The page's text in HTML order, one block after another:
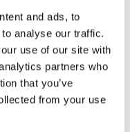
and ads, to
analyse our traffic.
use of our site with
partners who
that you’ve
from your use
73-009
Tillverkare